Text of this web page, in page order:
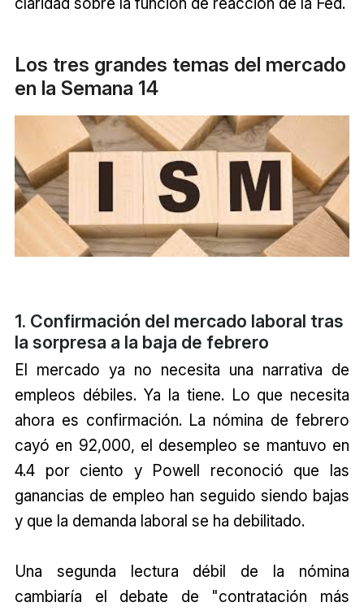
Los tres grandes temas del mercado
en la Semana 14
1. Confirmación del mercado laboral tras
la sorpresa a la baja de febrero
El mercado ya no necesita una narrativa de
empleos débiles. Ya la tiene. Lo que necesita
ahora es confirmación. La nómina de febrero
cayó en 92,000, el desempleo se mantuvo en
4.4 por ciento y Powell reconoció que las
ganancias de empleo han seguido siendo bajas
y que la demanda laboral se ha debilitado.
Una segunda lectura débil de la nómina
cambiaría el debate de "contratación más